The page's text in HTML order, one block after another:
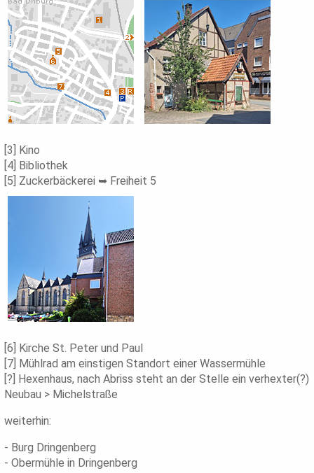
[3] Kino
[4] Bibliothek
[5] Zuckerbäckerei ➥ Freiheit 5
[6] Kirche St. Peter und Paul
[7] Mühlrad am einstigen Standort einer Wassermühle
[?] Hexenhaus, nach Abriss steht an der Stelle ein verhexter(?)
Neubau > Michelstraße
weiterhin:
- Burg Dringenberg
- Obermühle in Dringenberg